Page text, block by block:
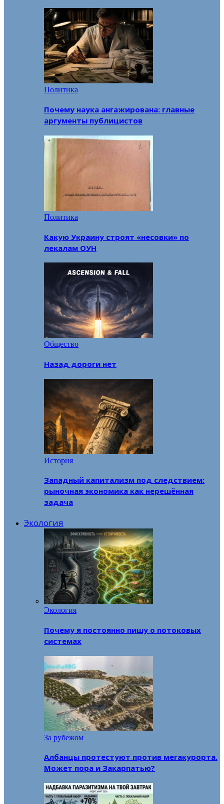
Политика
Почему наука ангажирована: главные
аргументы публицистов
Политика
Какую Украину строят «несовки» по
лекалам ОУН
Общество
Назад дороги нет
История
Западный капитализм под следствием:
рыночная экономика как нерешённая
задача
Экология
Экология
Почему я постоянно пишу о потоковых
системах
За рубежом
Албанцы протестуют против мегакурорта.
Может пора и Закарпатью?